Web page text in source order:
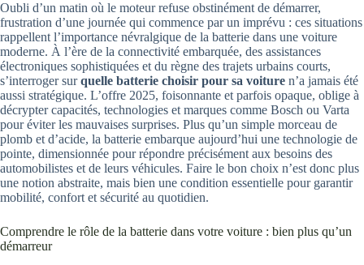
Oubli d’un matin où le moteur refuse obstinément de démarrer,
frustration d’une journée qui commence par un imprévu : ces situations
rappellent l’importance névralgique de la batterie dans une voiture
moderne. À l’ère de la connectivité embarquée, des assistances
électroniques sophistiquées et du règne des trajets urbains courts,
s’interroger surquelle batterie choisir pour sa voiture n’a jamais été
aussi stratégique. L’offre 2025, foisonnante et parfois opaque, oblige à
décrypter capacités, technologies et marques comme Bosch ou Varta
pour éviter les mauvaises surprises. Plus qu’un simple morceau de
plomb et d’acide, la batterie embarque aujourd’hui une technologie de
pointe, dimensionnée pour répondre précisément aux besoins des
automobilistes et de leurs véhicules. Faire le bon choix n’est donc plus
une notion abstraite, mais bien une condition essentielle pour garantir
mobilité, confort et sécurité au quotidien.
Comprendre le rôle de la batterie dans votre voiture : bien plus qu’un
démarreur